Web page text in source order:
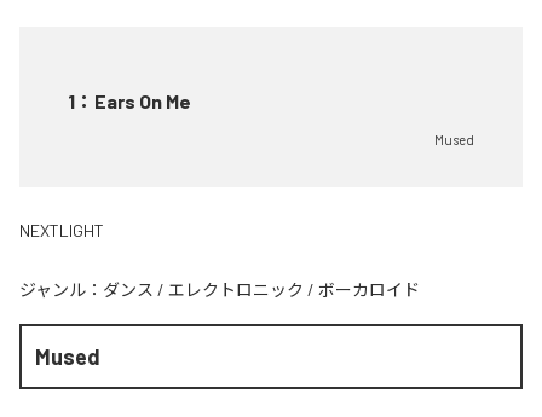
1 ： Ears On Me
Mused
NEXTLIGHT
ジャンル： ダンス / エレクトロニック / ボーカロイド
Mused